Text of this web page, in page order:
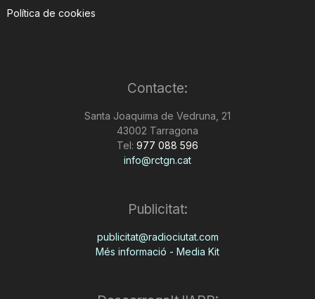
Política de cookies
Contacte:
Santa Joaquima de Vedruna, 21
43002 Tarragona
Tel: 977 088 596
info@rctgn.cat
Publicitat:
publicitat@radiociutat.com
Més informació - Media Kit